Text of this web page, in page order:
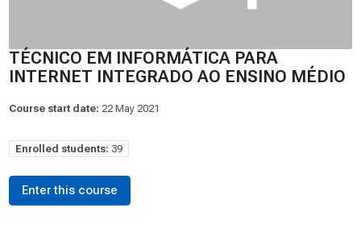
TÉCNICO EM INFORMÁTICA PARA
INTERNET INTEGRADO AO ENSINO MÉDIO
Course start date: 22 May 2021
Enrolled students: 39
Enter this course